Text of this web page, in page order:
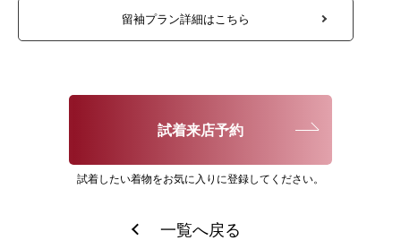
留袖プラン詳細はこちら
試着来店予約
試着したい着物をお気に入りに登録してください。
一覧へ戻る